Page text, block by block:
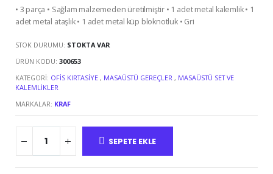
• 3 parça • Sağlam malzemeden üretilmiştir • 1 adet metal kalemlik • 1
adet metal ataşlık • 1 adet metal küp bloknotluk • Gri
STOK DURUMU: STOKTA VAR
ÜRÜN KODU:300653
KATEGORI: OFIS KIRTASIYE , MASAÜSTÜ GEREÇLER , MASAÜSTÜ SET VE
KALEMLIKLER
MARKALAR: KRAF
SEPETE EKLE